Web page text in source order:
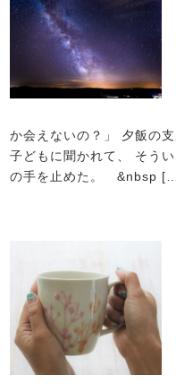
か会えないの？」 夕飯の
子どもに聞かれて、 そう
の手を止めた。 &nbsp